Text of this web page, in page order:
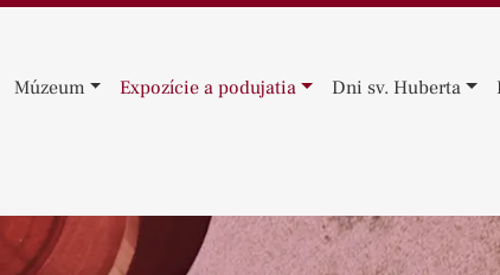
Múzeum Expozície a podujatia Dni sv. Huberta